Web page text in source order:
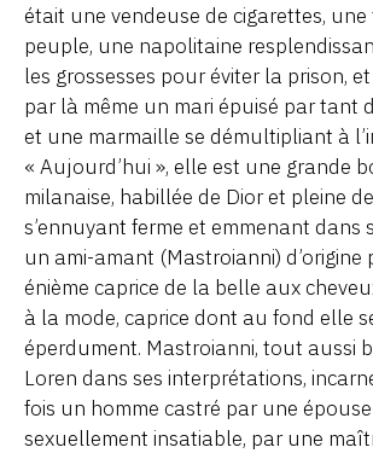
était une vendeuse de cigarettes, une
peuple, une napolitaine
les grossesses pour éviter la prison,
par là même un mari épuisé par tant
et une marmaille se démultipliant à
« Aujourd’hui », elle est une grande
milanaise, habillée de Dior et pleine
s’ennuyant ferme et emmenant dans
un ami-amant (Mastroianni) d’origine
énième caprice de la belle aux
à la mode, caprice dont au fond elle
éperdument. Mastroianni, tout aussi
Loren dans ses interprétations,
fois un homme castré par une
sexuellement insatiable, par une